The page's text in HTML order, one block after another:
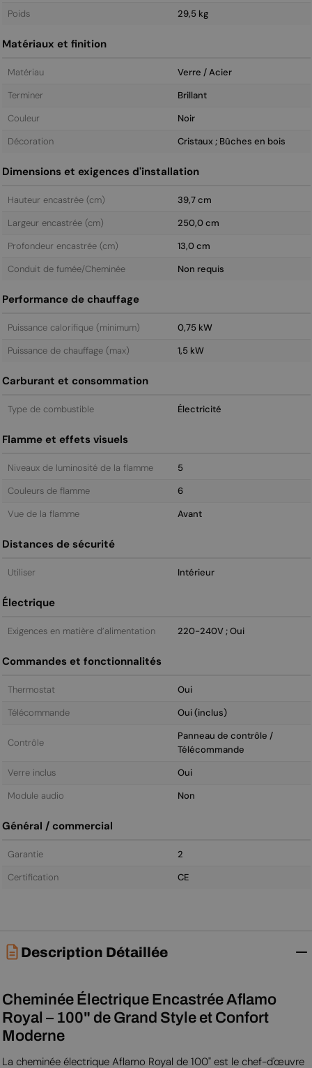
Poids
29,5 kg
Matériaux et finition
Matériau
Verre / Acier
Terminer
Brillant
Couleur
Noir
Décoration
Cristaux ; Bûches en bois
Dimensions et exigences d'installation
Hauteur encastrée (cm)
39,7 cm
Largeur encastrée (cm)
250,0 cm
Profondeur encastrée (cm)
13,0 cm
Conduit de fumée/Cheminée
Non requis
Performance de chauffage
Puissance calorifique (minimum)
0,75 kW
Puissance de chauffage (max)
1,5 kW
Carburant et consommation
Type de combustible Électricité
Flamme et effets visuels
Niveaux de luminosité de la flamme
5
Couleurs de flamme
6
Vue de la flamme
Avant
Distances de sécurité
Utiliser Intérieur
Électrique
Exigences en matière d’alimentation 220-240V ; Oui
Commandes et fonctionnalités
Thermostat
Oui
Télécommande
Oui (inclus)
Contrôle
Panneau de contrôle /
Télécommande
Verre inclus
Oui
Module audio
Non
Général / commercial
Garantie
2
Certification
CE
Description Détaillée
Cheminée Électrique Encastrée Aflamo
Royal – 100" de Grand Style et Confort
Moderne
La cheminée électrique Aflamo Royal de 100" est le chef-d'œuvre